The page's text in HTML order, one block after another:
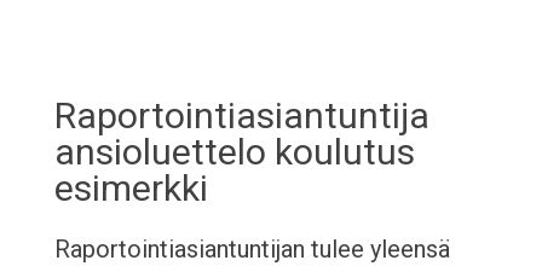
Raportointiasiantuntija
ansioluettelo koulutus
esimerkki
Raportointiasiantuntijan tulee yleensä